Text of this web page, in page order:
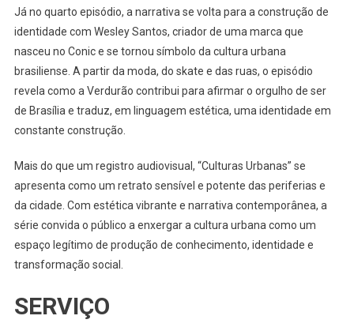
Já no quarto episódio, a narrativa se volta para a construção de
identidade com Wesley Santos, criador de uma marca que
nasceu no Conic e se tornou símbolo da cultura urbana
brasiliense. A partir da moda, do skate e das ruas, o episódio
revela como a Verdurão contribui para afirmar o orgulho de ser
de Brasília e traduz, em linguagem estética, uma identidade em
constante construção.
Mais do que um registro audiovisual, “Culturas Urbanas” se
apresenta como um retrato sensível e potente das periferias e
da cidade. Com estética vibrante e narrativa contemporânea, a
série convida o público a enxergar a cultura urbana como um
espaço legítimo de produção de conhecimento, identidade e
transformação social.
SERVIÇO